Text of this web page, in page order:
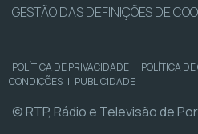
GESTÃO DAS DEFINIÇÕES DE
POLÍTICA DE PRIVACIDADE | POLÍTICA DE
CONDIÇÕES | PUBLICIDADE
© RTP, Rádio e Televisão de